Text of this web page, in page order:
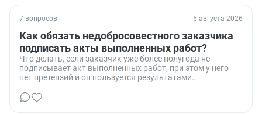
7 вопросов 5 августа 2026
Как обязать недобросовестного заказчика
подписать акты выполненных работ?
Что делать, если заказчик уже более полугода не
подписывает акт выполненных работ, при этом у него
нет претензий и он пользуется результатами